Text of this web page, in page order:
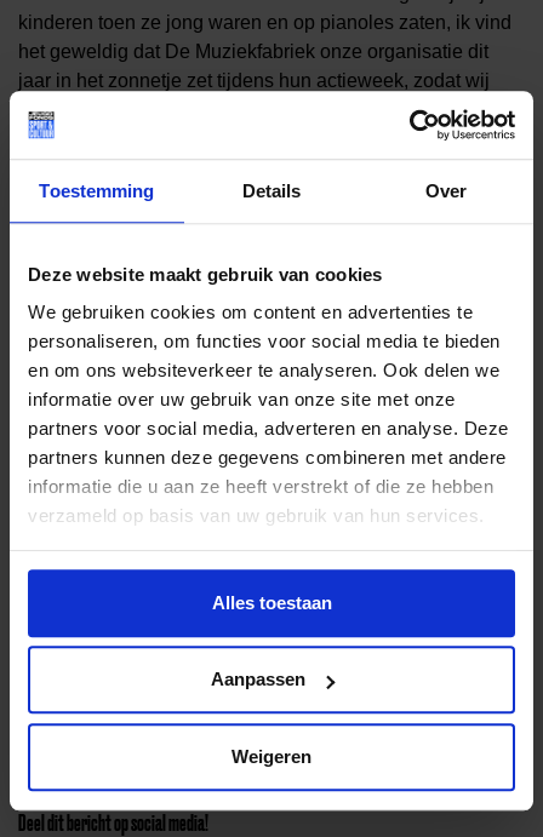
Toestemming Details Over
Deze website maakt gebruik van cookies
We gebruiken cookies om content en advertenties te
personaliseren, om functies voor social media te bieden
en om ons websiteverkeer te analyseren. Ook delen we
informatie over uw gebruik van onze site met onze
partners voor social media, adverteren en analyse. Deze
partners kunnen deze gegevens combineren met andere
informatie die u aan ze heeft verstrekt of die ze hebben
verzameld op basis van uw gebruik van hun services.
Alles toestaan
Aanpassen
Weigeren
kinderen toen ze jong waren en op pianoles zaten, ik vind
het geweldig dat De Muziekfabriek onze organisatie dit
jaar in het zonnetje zet tijdens hun actieweek, zodat wij
muzieklessen toegankelijk kunnen houden voor álle
Nederlandse kinderen.”
Ambassadeurs in actie
Brigitte Heitzer en musicalsterSoraya Gerrits
middel van het leveren van een financiële bijdrage via
actiepagina
. Het doel van de actie is om zoveel mogelijk
geld op te halen voor het Jeugdfonds, om zoveel mogelijk
extra kinderen te kunnen helpen met het betalen van de
muzieklessen. Meer informatie vind je op de speciale
actiepagina
donatiepagina
Lees meer nieuws
Deel dit bericht op social media!